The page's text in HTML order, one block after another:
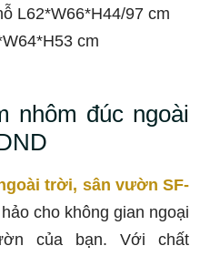
L62*W66*H44/97 cm
cm
nhôm đúc ngoài
trời, sân vườn SF-
cho không gian ngoại
của bạn. Với chất